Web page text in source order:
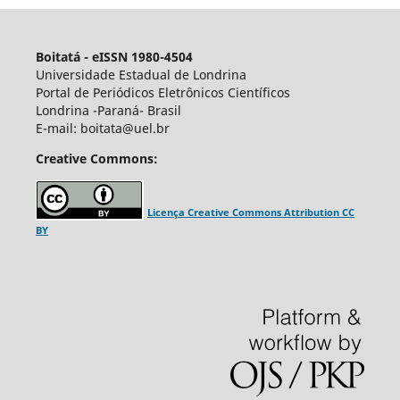
Boitatá - eISSN 1980-4504
Universidade Estadual de Londrina
Portal de Periódicos Eletrônicos Científicos
Londrina -Paraná- Brasil
E-mail: boitata@uel.br
Creative Commons:
Licença Creative Commons Attribution CC
BY